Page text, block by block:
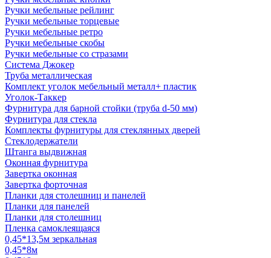
Ручки мебельные рейлинг
Ручки мебельные торцевые
Ручки мебельные ретро
Ручки мебельные скобы
Ручки мебельные со стразами
Система Джокер
Труба металлическая
Комплект уголок мебельный металл+ пластик
Уголок-Таккер
Фурнитура для барной стойки (труба d-50 мм)
Фурнитура для стекла
Комплекты фурнитуры для стеклянных дверей
Стеклодержатели
Штанга выдвижная
Оконная фурнитура
Завертка оконная
Завертка форточная
Планки для столешниц и панелей
Планки для панелей
Планки для столешниц
Пленка самоклеящаяся
0,45*13,5м зеркальная
0,45*8м